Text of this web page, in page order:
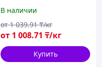
В наличии
от 1 008.71 ₸/кг
от 1 039.91 ₸/кг
Купить